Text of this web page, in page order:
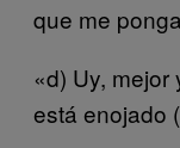
que me
«d) Uy,
está enojado